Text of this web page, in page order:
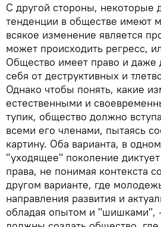
С другой стороны, некоторые
тенденции в обществе имеют
всякое изменение является
может происходить регресс,
Общество имеет право и
себя от деструктивных и
Однако чтобы понять, какие
естественными и
тупик, общество должно
всеми его членами, пытаясь
картину. Оба варианта, в
"уходящее" поколение
права, не понимая контекста
другом варианте, где
направления развития и
обладая опытом и